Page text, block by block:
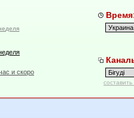
и скоро